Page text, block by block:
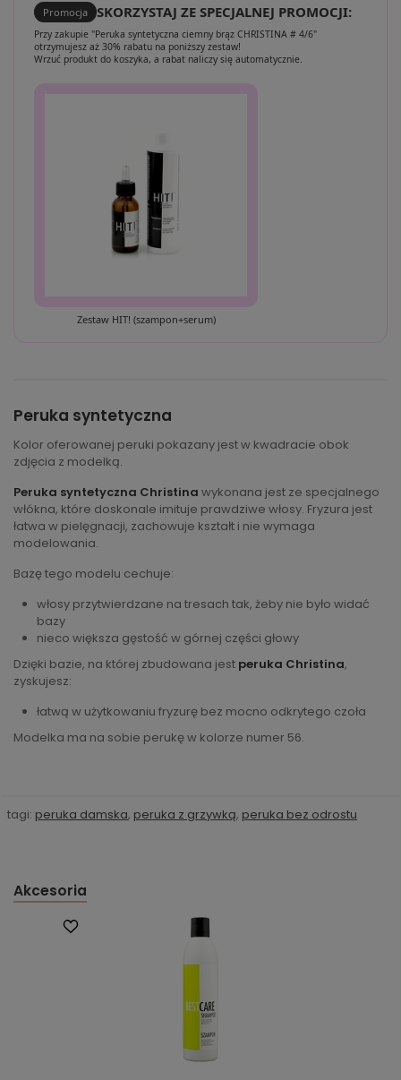
Promocja SKORZYSTAJ ZE SPECJALNEJ PROMOCJI:
Przy zakupie "Peruka syntetyczna ciemny brąz CHRISTINA # 4/6"
otrzymujesz aż 30% rabatu na poniższy zestaw!
Wrzuć produkt do koszyka, a rabat naliczy się automatycznie.
Zestaw HIT! (szampon+serum)
Peruka syntetyczna
Kolor oferowanej peruki pokazany jest w kwadracie obok
zdjęcia z modelką.
Peruka syntetyczna Christina wykonana jest ze specjalnego
włókna, które doskonale imituje prawdziwe włosy. Fryzura jest
łatwa w pielęgnacji, zachowuje kształt i nie wymaga
modelowania.
Bazę tego modelu cechuje:
włosy przytwierdzane na tresach tak, żeby nie było widać
bazy
nieco większa gęstość w górnej części głowy
Dzięki bazie, na której zbudowana jest peruka Christina,
zyskujesz:
łatwą w użytkowaniu fryzurę bez mocno odkrytego czoła
Modelka ma na sobie perukę w kolorze numer 56.
tagi: peruka damska, peruka z grzywką, peruka bez odrostu
Akcesoria